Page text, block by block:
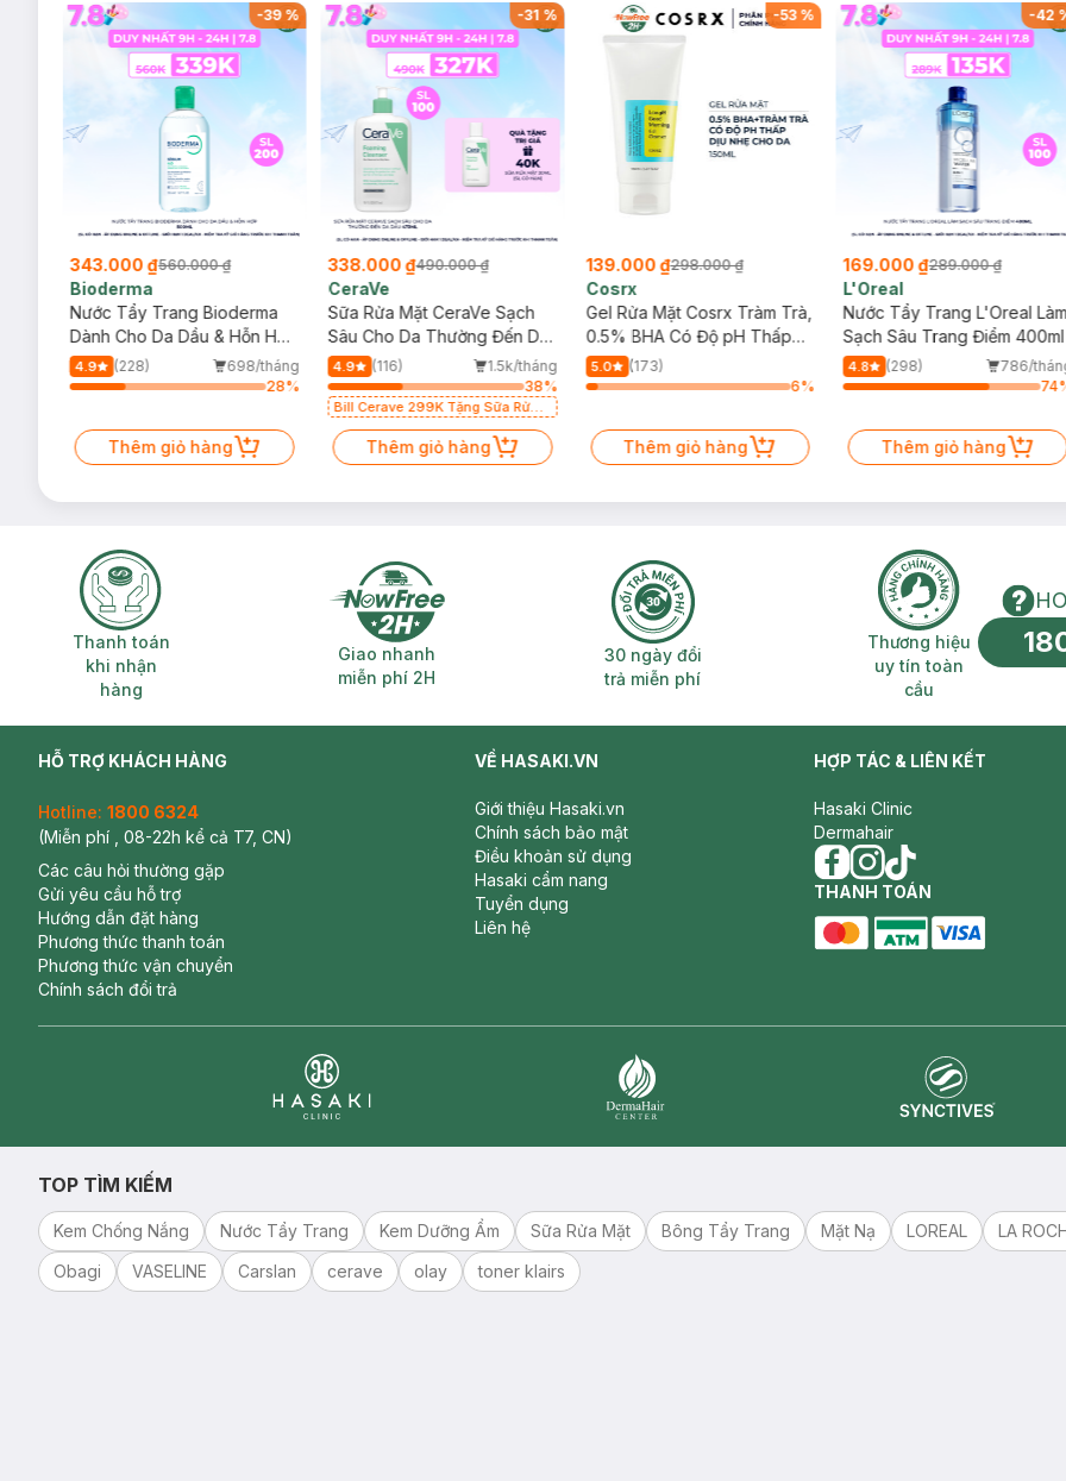
-39%
343.000 ₫560.000 ₫
Bioderma
Nước Tẩy Trang Bioderma
Dành Cho Da Dầu & Hỗn Hợp
500ml
4.9 (228)
698/tháng
28%
Thêm giỏ hàng
-31 %
338.000 ₫490.000 ₫
CeraVe
Sữa Rửa Mặt CeraVe Sạch
Sâu Cho Da Thường Đến Da
Dầu 473ml
4.9 (116)
1.5k/tháng
38%
Bill Cerave 299K Tặng Sữa Rửa
Mặt Cerave 30ml (SL có hạn)
Thêm giỏ hàng
-53%
139.000 ₫298.000 ₫
Cosrx
Gel Rửa Mặt Cosrx Tràm Trà,
0.5% BHA Có Độ pH Thấp
150ml
5.0
(173)
6%
Thêm giỏ hàng
-42
169.000 ₫289.000 ₫
L'Oreal
Nước Tẩy Trang L'Oreal Làm
Sạch Sâu Trang Điểm 400ml
4.8 (298)
786/
74
Thêm giỏ hàng
Thanh toán khi nhận hàng
Thanh toán
khi nhận
hàng
Giao nhanh miễn phí 2H
Giao nhanh
miễn phí 2H
30 ngày đổi trả miễn phí
30 ngày đổi
trả miễn phí
Thương hiệu uy
Thương hiệu
uy tín toàn
cầu
HỖ TRỢ KHÁCH HÀNG
Hotline: 1800 6324
(Miễn phí , 08-22h kể cả T7, CN)
Các câu hỏi thường gặp
Gửi yêu cầu hỗ trợ
Hướng dẫn đặt hàng
Phương thức thanh toán
Phương thức vận chuyển
Chính sách đổi trả
VỀ HASAKI.VN
Giới thiệu Hasaki.vn
Chính sách bảo mật
Điều khoản sử dụng
Hasaki cẩm nang
Tuyển dụng
Liên hệ
HỢP TÁC & LIÊN KẾT
Hasaki Clinic
Dermahair
facebook
instagram
tiktok
THANH TOÁN
TOP TÌM KIẾM
Kem Chống Nắng Nước Tẩy Trang Kem Dưỡng Ẩm Sữa Rửa Mặt Bông Tẩy Trang Mặt Nạ LOREAL LA
Obagi
VASELINE Carslan cerave olay toner klairs